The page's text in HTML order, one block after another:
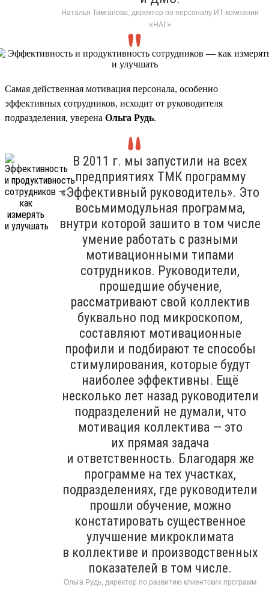
Наталья Тимганова, директор по персоналу ИТ-компании
«НАГ»
Самая действенная мотивация персонала, особенно
эффективных сотрудников, исходит от руководителя
подразделения, уверена Ольга Рудь.
В 2011 г. мы запустили на всех
предприятиях ТМК программу
«Эффективный руководитель». Это
восьмимодульная программа,
внутри которой зашито в том числе
умение работать с разными
мотивационными типами
сотрудников. Руководители,
прошедшие обучение,
рассматривают свой коллектив
буквально под микроскопом,
составляют мотивационные
профили и подбирают те способы
стимулирования, которые будут
наиболее эффективны. Ещё
несколько лет назад руководители
подразделений не думали, что
мотивация коллектива — это
их прямая задача
и ответственность. Благодаря же
программе на тех участках,
подразделениях, где руководители
прошли обучение, можно
констатировать существенное
улучшение микроклимата
в коллективе и производственных
показателей в том числе.
Ольга Рудь, директор по развитию клиентских программ